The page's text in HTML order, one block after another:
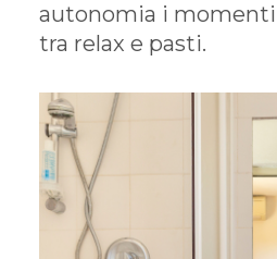
autonomia i
tra relax e pasti.